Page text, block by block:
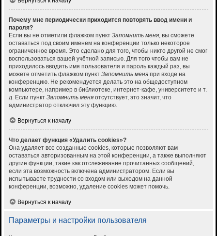
Почему мне периодически приходится повторять ввод имени и
пароля?
Если вы не отметили флажком пункт Запомнить меня, вы сможете
оставаться под своим именем на конференции только некоторое
ограниченное время. Это сделано для того, чтобы никто другой не смог
воспользоваться вашей учётной записью. Для того чтобы вам не
приходилось вводить имя пользователя и пароль каждый раз, вы
можете отметить флажком пункт Запомнить меня при входе на
конференцию. Не рекомендуется делать это на общедоступном
компьютере, например в библиотеке, интернет-кафе, университете и т.
д. Если пункт Запомнить меня отсутствует, это значит, что
администратор отключил эту функцию.
Вернуться к началу
Что делает функция «Удалить cookies»?
Она удаляет все созданные cookies, которые позволяют вам
оставаться авторизованным на этой конференции, а также выполняют
другие функции, такие как отслеживание прочитанных сообщений,
если эта возможность включена администратором. Если вы
испытываете трудности со входом или выходом на данной
конференции, возможно, удаление cookies может помочь.
Вернуться к началу
Параметры и настройки пользователя